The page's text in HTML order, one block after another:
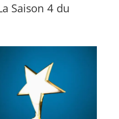
Saison 4 du